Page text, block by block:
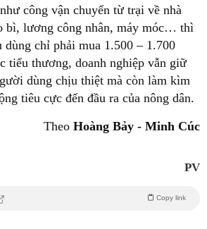
công vận chuyển từ trại về nhà
bì, lương công nhân, máy móc… thì
chỉ phải mua 1.500 – 1.700
tiểu thương, doanh nghiệp vẫn giữ
dùng chịu thiệt mà còn làm kìm
tiêu cực đến đầu ra của nông dân.
Theo Hoàng Bảy - Minh Cúc
PV
Copy link